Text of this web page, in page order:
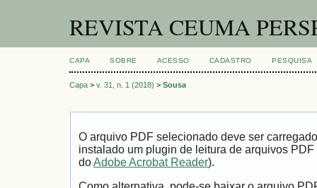
REVISTA CEUMA
CAPA SOBRE ACESSO CADASTRO PESQUISA
Capa > v. 31, n. 1 (2018) > Sousa
O arquivo PDF selecionado deve ser
instalado um plugin de leitura de arquivos
doAdobe Acrobat Reader).